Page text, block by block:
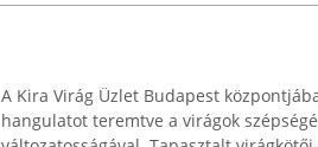
A Kira Virág Üzlet Budapest
hangulatot teremtve a virágok